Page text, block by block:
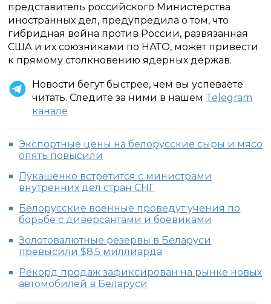
представитель российского Министерства
иностранных дел, предупредила о том, что
гибридная война против России, развязанная
США и их союзниками по НАТО, может привести
к прямому столкновению ядерных держав.
Новости бегут быстрее, чем вы успеваете
читать. Следите за ними в нашем Telegram
канале
Экспортные цены на белорусские сыры и мясо
опять повысили
Лукашенко встретится с министрами
внутренних дел стран СНГ
Белорусские военные проведут учения по
борьбе с диверсантами и боевиками
Золотовалютные резервы в Беларуси
превысили $8,5 миллиарда
Рекорд продаж зафиксирован на рынке новых
автомобилей в Беларуси